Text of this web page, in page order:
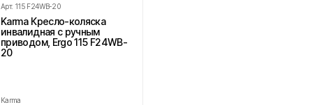
Арт. 115 F24WB-20
Karma Кресло-коляска
инвалидная с ручным
приводом, Ergo 115 F24WB-
20
Karma